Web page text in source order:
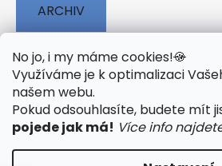
No jo, i my máme cookies!🍪
Využíváme je k optimalizaci
našem webu.
Pokud odsouhlasíte, budete mít
pojede jak má! Více info
ARCHIV
🟢 TECHNOLOGIE
🟢 O
🟢 NÁVODY KE